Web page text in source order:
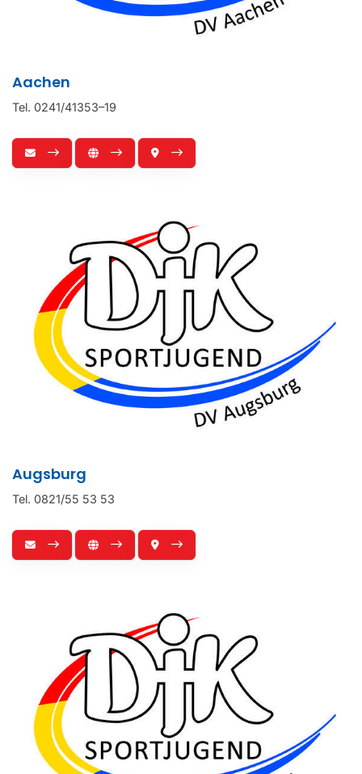
Aachen
Tel. 0241/41353–19
Augsburg
Tel. 0821/55 53 53
Prävention
Sportwörterbuch